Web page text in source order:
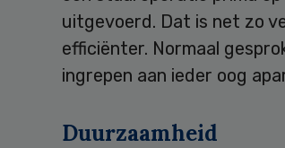
uitgevoerd. Dat is net zo
efficiënter. Normaal
ingrepen aan ieder oog
Duurzaamheid